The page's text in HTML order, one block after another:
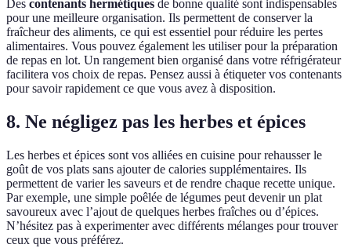
Des contenants hermétiques de bonne qualité sont indispensables
pour une meilleure organisation. Ils permettent de conserver la
fraîcheur des aliments, ce qui est essentiel pour réduire les pertes
alimentaires. Vous pouvez également les utiliser pour la préparation
de repas en lot. Un rangement bien organisé dans votre réfrigérateur
facilitera vos choix de repas. Pensez aussi à étiqueter vos contenants
pour savoir rapidement ce que vous avez à disposition.
8. Ne négligez pas les herbes et épices
Les herbes et épices sont vos alliées en cuisine pour rehausser le
goût de vos plats sans ajouter de calories supplémentaires. Ils
permettent de varier les saveurs et de rendre chaque recette unique.
Par exemple, une simple poêlée de légumes peut devenir un plat
savoureux avec l’ajout de quelques herbes fraîches ou d’épices.
N’hésitez pas à experimenter avec différents mélanges pour trouver
ceux que vous préférez.